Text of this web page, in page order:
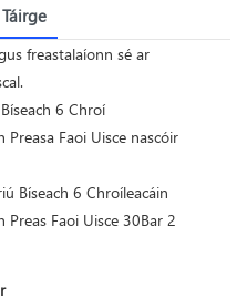
freastalaíonn sé ar
6 Chroí
Preasa Faoi Uisce nascóir